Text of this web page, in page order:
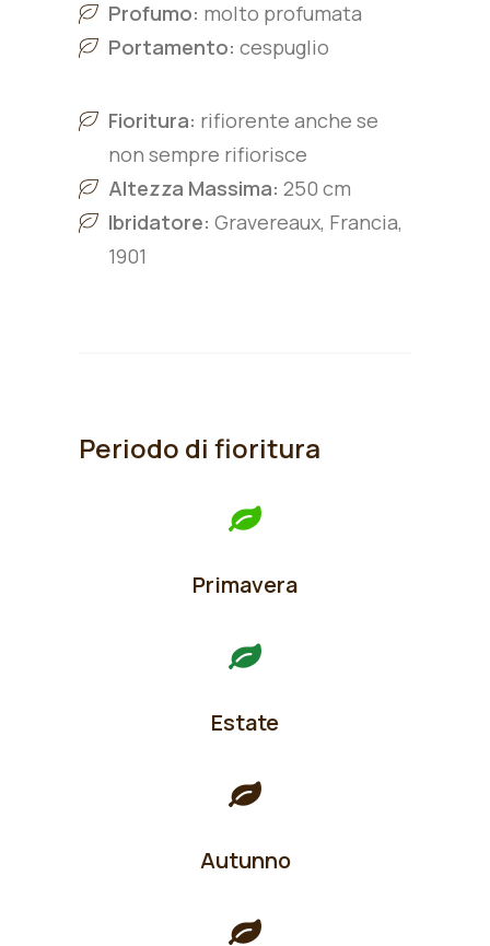
Profumo: molto profumata
Portamento: cespuglio
Fioritura: rifiorente anche se
non sempre rifiorisce
Altezza Massima: 250 cm
Ibridatore: Gravereaux, Francia,
1901
Periodo di fioritura
Primavera
Estate
Autunno